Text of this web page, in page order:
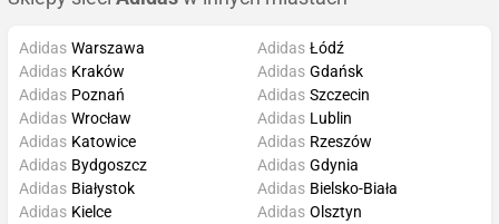
Adidas Warszawa
Adidas Kraków
Adidas Poznań
Adidas Wrocław
Adidas Łódź
Adidas Gdańsk
Adidas Szczecin
Adidas Lublin
Adidas Katowice
Adidas Bydgoszcz
Adidas Białystok
Adidas Kielce
Adidas Rzeszów
Adidas Gdynia
Adidas Bielsko-Biała
Adidas Olsztyn